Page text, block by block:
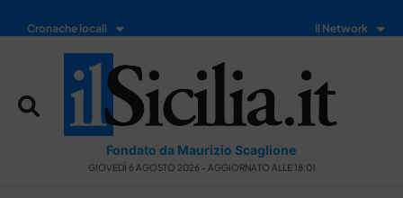
Cronache locali Il Network
Fondato da Maurizio Scaglione
GIOVEDÌ 6 AGOSTO 2026 - AGGIORNATO ALLE 18:01